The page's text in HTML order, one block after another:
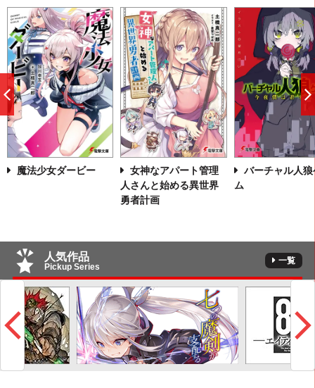
魔法少女ダービー
女神なアパート管理
人さんと始める異世界
勇者計画
バーチャル人狼
ム
前
へ
人気作品
Pickup Series
一覧